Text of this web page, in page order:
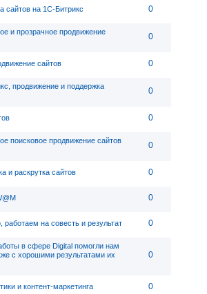
сайтов на 1С-Битрикс 0
и прозрачное продвижение
0
сайтов 0
продвижение и поддержка
0
0
поисковое продвижение сайтов
0
и раскрутка сайтов 0
0
на совесть и результат 0
в сфере Digital помогли нам
с хорошими результатами их
0
и контент-маркетинга 0